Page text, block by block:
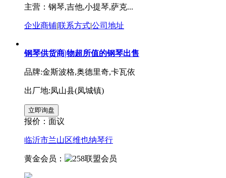
主营：钢琴,吉他,小提琴,萨克...
企业商铺|联系方式|公司地址
钢琴供货商|物超所值的钢琴出售
品牌:金斯波格,奥德里奇,卡瓦依
出厂地:凤山县(凤城镇)
报价： 面议
临沂市兰山区维也纳琴行
黄金会员：